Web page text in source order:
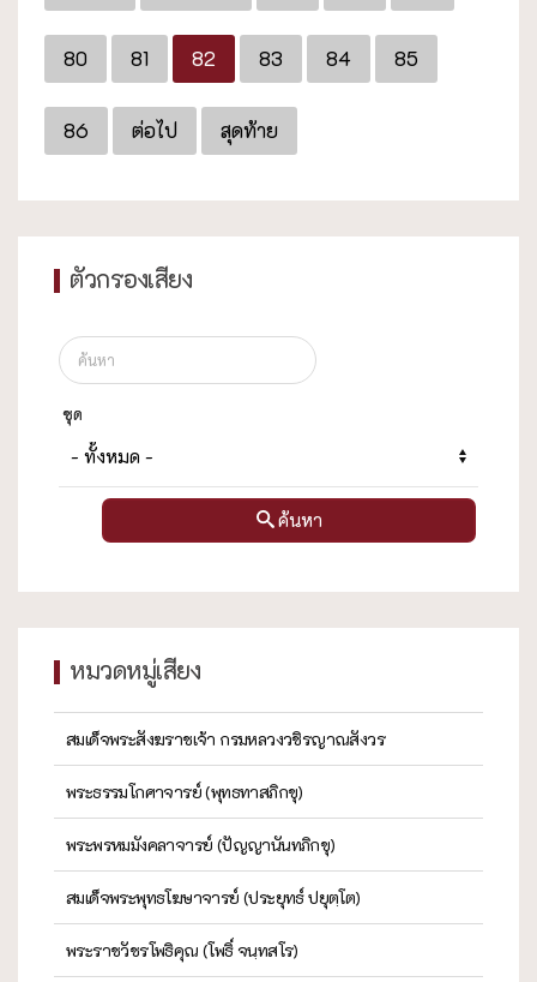
80 81 82 83 84 85
86 ต่อไป สุดท้าย
ตัวกรองเสียง
ชุด
ค้นหา
หมวดหมู่เสียง
สมเด็จพระสังฆราชเจ้า กรมหลวงวชิรญาณสังวร
พระธรรมโกศาจารย์ (พุทธทาสภิกขุ)
พระพรหมมังคลาจารย์ (ปัญญานันทภิกขุ)
สมเด็จพระพุทธโฆษาจารย์ (ประยุทธ์ ปยุตฺโต)
พระราชวัชรโพธิคุณ (โพธิ์ จนฺทสโร)